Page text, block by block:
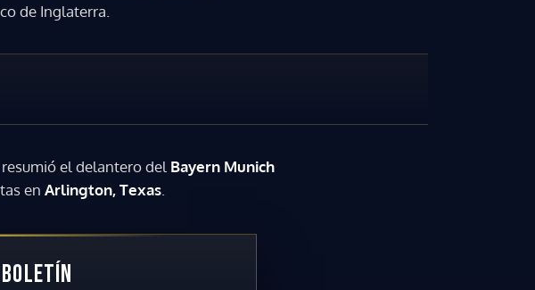
de Inglaterra.
resumió el delantero del Bayern Munich
en Arlington, Texas